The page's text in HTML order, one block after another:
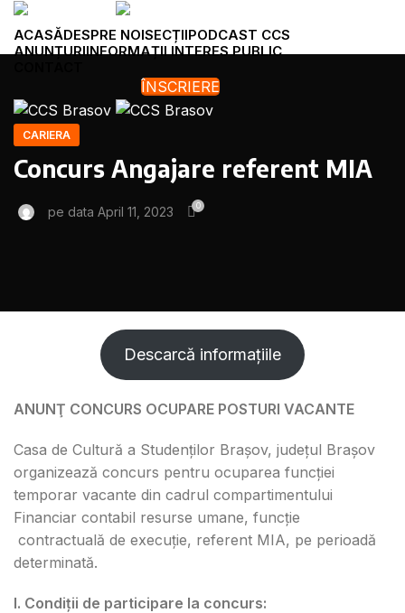
ACASĂDESPRE NOISECȚIIPODCAST CCS
ANUNȚURIINFORMAȚII INTERES PUBLIC
ÎNSCRIERE
Menu
CARIERA
Concurs Angajare referent MIA
pe data April 11, 2023 0
Descarcă informațiile
ANUNŢ CONCURS OCUPARE POSTURI VACANTE
Casa de Cultură a Studenților Brașov, județul Brașov
organizează concurs pentru ocuparea funcției
temporar vacante din cadrul compartimentului
Financiar contabil resurse umane, funcție
contractuală de execuție, referent MIA, pe perioadă
determinată.
I. Condiții de participare la concurs: